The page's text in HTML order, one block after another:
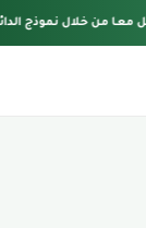
معا من خلال نموذج